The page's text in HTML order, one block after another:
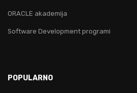
ORACLE akademija
Software Development programi
POPULARNO